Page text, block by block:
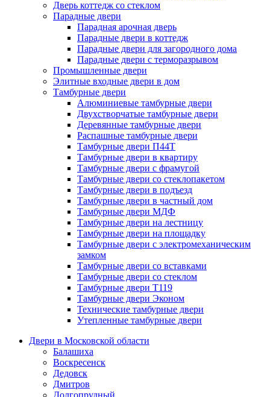
Дверь коттедж со стеклом
Парадные двери
Парадная арочная дверь
Парадные двери в коттедж
Парадные двери для загородного дома
Парадные двери с терморазрывом
Промышленные двери
Элитные входные двери в дом
Тамбурные двери
Алюминиевые тамбурные двери
Двухстворчатые тамбурные двери
Деревянные тамбурные двери
Распашные тамбурные двери
Тамбурные двери П44Т
Тамбурные двери в квартиру
Тамбурные двери с фрамугой
Тамбурные двери со стеклопакетом
Тамбурные двери в подъезд
Тамбурные двери в частный дом
Тамбурные двери МДФ
Тамбурные двери на лестницу
Тамбурные двери на площадку
Тамбурные двери с электромеханическим
замком
Тамбурные двери со вставками
Тамбурные двери со стеклом
Тамбурные двери Т119
Тамбурные двери Эконом
Технические тамбурные двери
Утепленные тамбурные двери
Двери в Московской области
Балашиха
Воскресенск
Дедовск
Дмитров
Долгопрудный